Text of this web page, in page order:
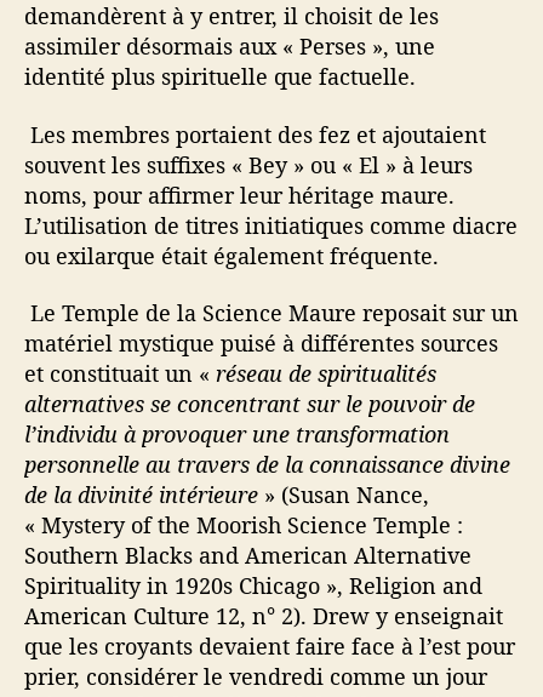
demandèrent à y entrer, il choisit de les
assimiler désormais aux « Perses », une
identité plus spirituelle que factuelle.
Les membres portaient des fez et ajoutaient
souvent les suffixes « Bey » ou « El » à leurs
noms, pour affirmer leur héritage maure.
L’utilisation de titres initiatiques comme diacre
ou exilarque était également fréquente.
Le Temple de la Science Maure reposait sur un
matériel mystique puisé à différentes sources
et constituait un « réseau de spiritualités
alternatives se concentrant sur le pouvoir de
l’individu à provoquer une transformation
personnelle au travers de la connaissance divine
de la divinité intérieure » (Susan Nance,
« Mystery of the Moorish Science Temple :
Southern Blacks and American Alternative
Spirituality in 1920s Chicago », Religion and
American Culture 12, n° 2). Drew y enseignait
que les croyants devaient faire face à l’est pour
prier, considérer le vendredi comme un jour